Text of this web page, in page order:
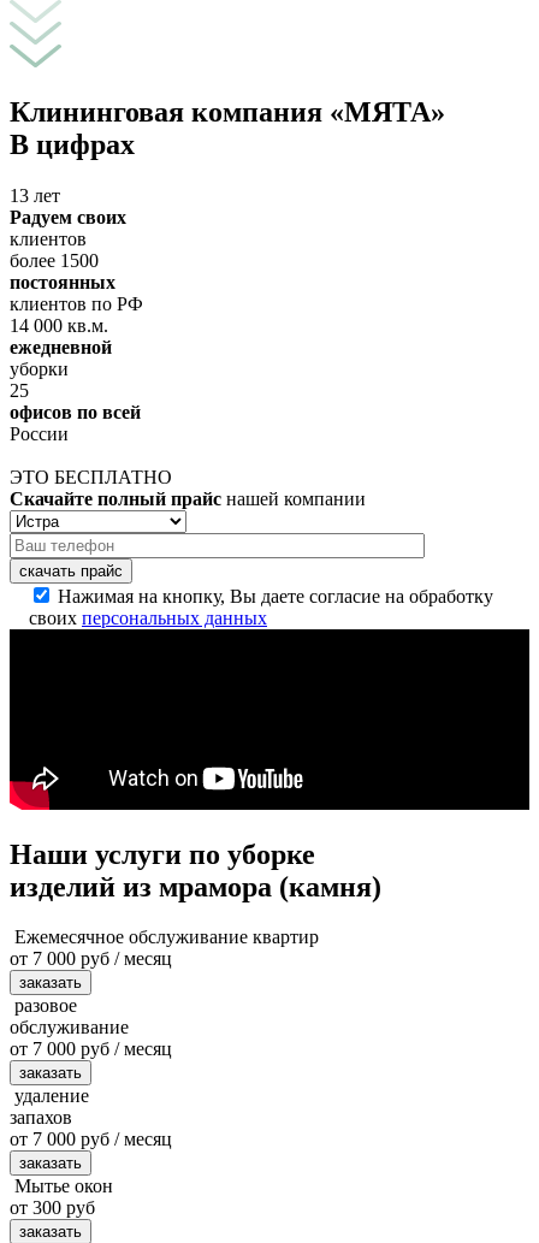
Клининговая компания «МЯТА»
В цифрах
13 лет
Радуем своих
клиентов
более 1500
постоянных
клиентов по РФ
14 000 кв.м.
ежедневной
уборки
25
офисов по всей
России
ЭТО БЕСПЛАТНО
Скачайте полный прайс нашей компании
скачать прайс
Нажимая на кнопку, Вы даете согласие на обработку
своих персональных данных
Наши услуги по уборке
изделий из мрамора (камня)
Ежемесячное обслуживание квартир
от 7 000 руб / месяц
заказать
разовое
обслуживание
от 7 000 руб / месяц
заказать
удаление
запахов
от 7 000 руб / месяц
заказать
Мытье окон
от 300 руб
заказать